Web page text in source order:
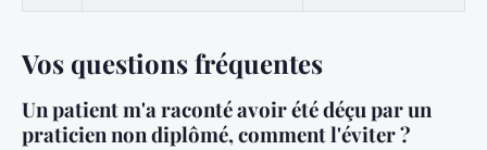
Vos questions fréquentes
Un patient m'a raconté avoir été déçu par un
praticien non diplômé, comment l'éviter ?